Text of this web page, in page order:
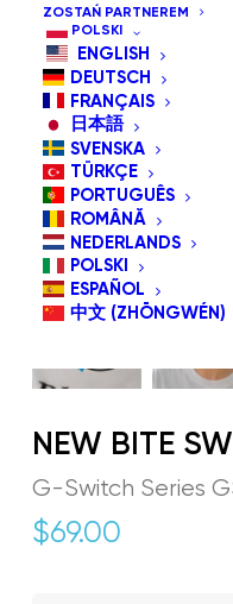
ZOSTAŃ PARTNEREM
POLSKI
ENGLISH
DEUTSCH
FRANÇAIS
日本語
SVENSKA
TÜRKÇE
PORTUGUÊS
ROMÂNĂ
NEDERLANDS
POLSKI
ESPAÑOL
中文 (ZHŌNGWÉN)
NEW BITE
G-Switch Series
$69.00